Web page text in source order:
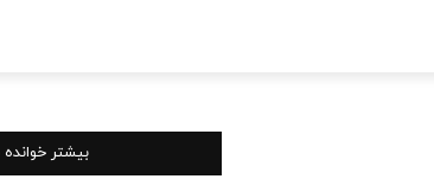
بیشتر